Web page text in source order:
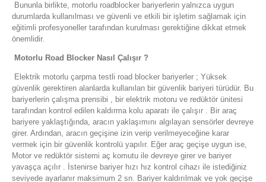
Bununla birlikte, motorlu roadblocker bariyerlerin yalnızca uygun
durumlarda kullanılması ve güvenli ve etkili bir işletim sağlamak için
eğitimli profesyoneller tarafından kurulması gerektiğine dikkat etmek
önemlidir.
Motorlu Road Blocker Nasıl Çalışır ?
Elektrik motorlu çarpma testli road blocker bariyerler ; Yüksek
güvenlik gerektiren alanlarda kullanılan bir güvenlik bariyeri türüdür. Bu
bariyerlerin çalışma prensibi , bir elektrik motoru ve redüktör ünitesi
tarafından kontrol edilen kaldırma kolu aparatı ile çalışır . Bir araç
bariyere yaklaştığında, aracın yaklaşımını algılayan sensörler devreye
girer. Ardından, aracın geçişine izin verip verilmeyeceğine karar
vermek için bir güvenlik kontrolü yapılır. Eğer araç geçişe uygun ise,
Motor ve redüktör sistemi aç komutu ile devreye girer ve bariyer
yavaşça açılır . İstenirse bariyer hızı hız kontrol cihazı ile istediğiniz
seviyede ayarlanır maksimum 2 sn. Bariyer kaldırılmak ve yok geçişe